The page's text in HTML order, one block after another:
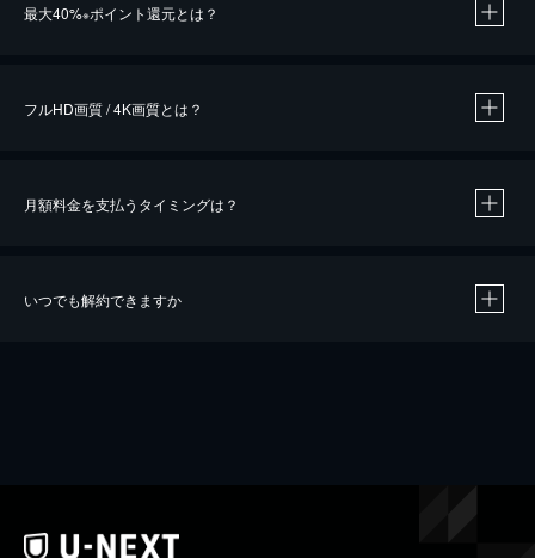
最大40%※ポイント還元とは？
※40％ポイント還元の対象は、クレジットカード決済による作品の購入 / レンタルです。
フルHD画質 / 4K画質とは？
月額料金を支払うタイミングは？
いつでも解約できますか